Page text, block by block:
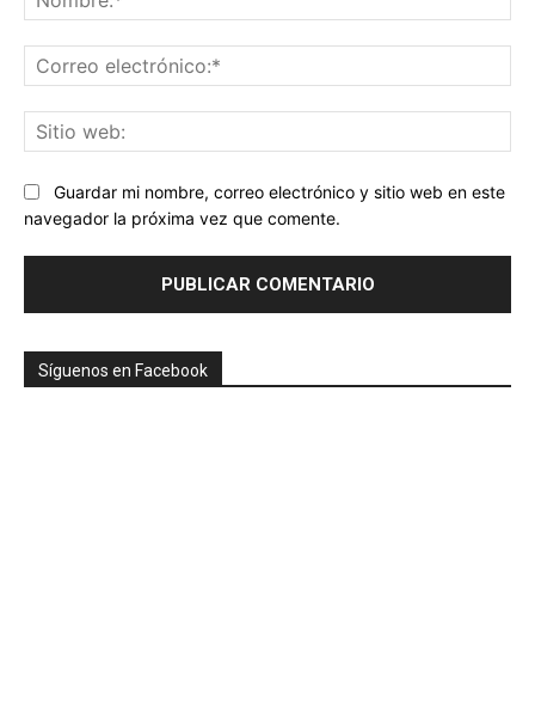
Guardar mi nombre, correo electrónico y sitio web en este
navegador la próxima vez que comente.
Síguenos en Facebook